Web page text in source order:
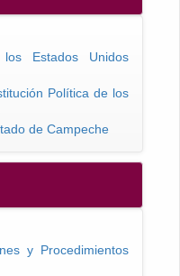
Estados Unidos
Política de los
de Campeche
y Procedimientos